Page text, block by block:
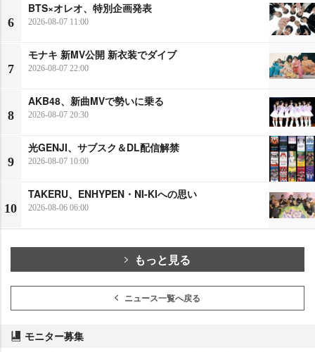
6
BTS×オレオ、特別企画発表
2026-08-07 11:00
7
モナキ 新MV公開 新衣装でダイブ
2026-08-07 22:00
8
AKB48、新曲MVで勢いに乗る
2026-08-07 20:30
9
光GENJI、サブスク＆DL配信解禁
2026-08-07 10:00
10
TAKERU、ENHYPEN・NI-KIへの思い
2026-08-06 06:00
もっと見る
ニュース一覧へ戻る
モニター募集